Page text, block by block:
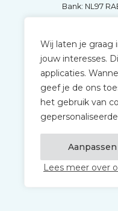
Wij laten je graag
jouw interesses.
applicaties.
geef je de ons
het gebruik van
Aanpassen
Lees meer over
Bank: NL97